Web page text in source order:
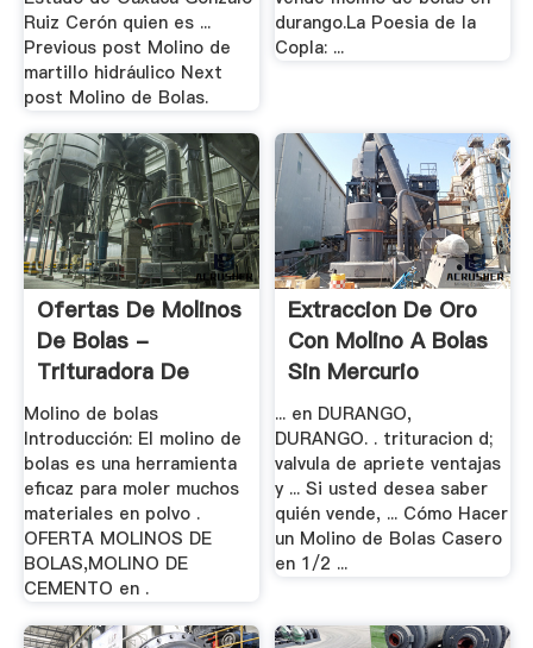
Ruiz Cerón quien es ...
Previous post Molino de
martillo hidráulico Next
post Molino de Bolas.
durango.La Poesia de la
Copla: ...
Ofertas De Molinos
De Bolas -
Trituradora De
Cono
Molino de bolas
Introducción: El molino de
bolas es una herramienta
eficaz para moler muchos
materiales en polvo .
OFERTA MOLINOS DE
BOLAS,MOLINO DE
CEMENTO en .
Extraccion De Oro
Con Molino A Bolas
Sin Mercurio
... en DURANGO,
DURANGO. . trituracion d;
valvula de apriete ventajas
y ... Si usted desea saber
quién vende, ... Cómo Hacer
un Molino de Bolas Casero
en 1/2 ...